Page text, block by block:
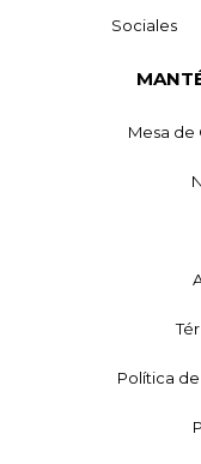
Sociales
Mesa de
Política